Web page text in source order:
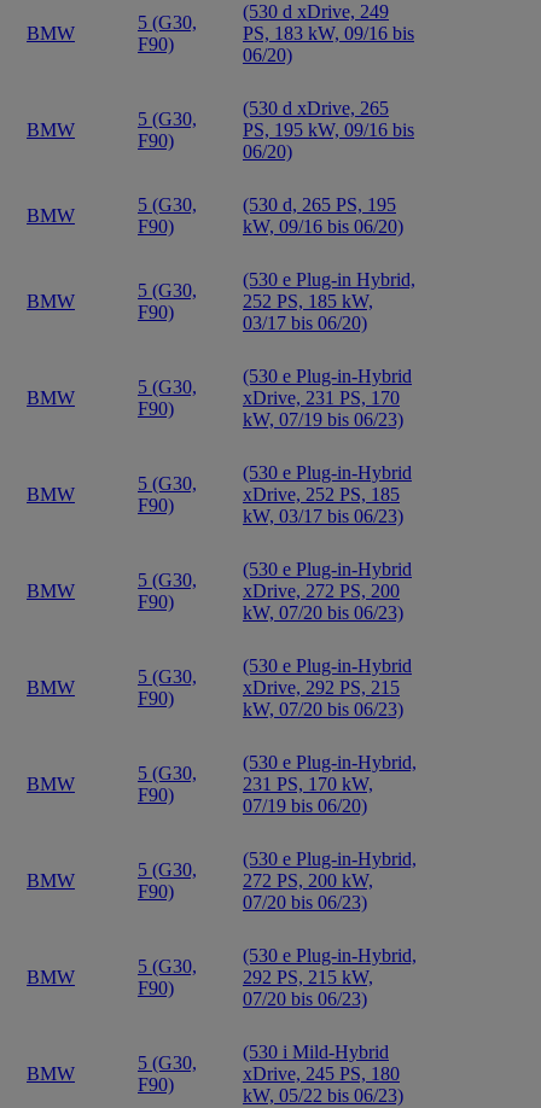
BMW
5 (G30,
F90)
(530 d xDrive, 249
PS, 183 kW, 09/16 bis
06/20)
BMW
5 (G30,
F90)
(530 d xDrive, 265
PS, 195 kW, 09/16 bis
06/20)
BMW
5 (G30,
F90)
(530 d, 265 PS, 195
kW, 09/16 bis 06/20)
BMW
5 (G30,
F90)
(530 e Plug-in Hybrid,
252 PS, 185 kW,
03/17 bis 06/20)
BMW
5 (G30,
F90)
(530 e Plug-in-Hybrid
xDrive, 231 PS, 170
kW, 07/19 bis 06/23)
BMW
5 (G30,
F90)
(530 e Plug-in-Hybrid
xDrive, 252 PS, 185
kW, 03/17 bis 06/23)
BMW
5 (G30,
F90)
(530 e Plug-in-Hybrid
xDrive, 272 PS, 200
kW, 07/20 bis 06/23)
BMW
5 (G30,
F90)
(530 e Plug-in-Hybrid
xDrive, 292 PS, 215
kW, 07/20 bis 06/23)
BMW
5 (G30,
F90)
(530 e Plug-in-Hybrid,
231 PS, 170 kW,
07/19 bis 06/20)
BMW
5 (G30,
F90)
(530 e Plug-in-Hybrid,
272 PS, 200 kW,
07/20 bis 06/23)
BMW
5 (G30,
F90)
(530 e Plug-in-Hybrid,
292 PS, 215 kW,
07/20 bis 06/23)
BMW
5 (G30,
F90)
(530 i Mild-Hybrid
xDrive, 245 PS, 180
kW, 05/22 bis 06/23)